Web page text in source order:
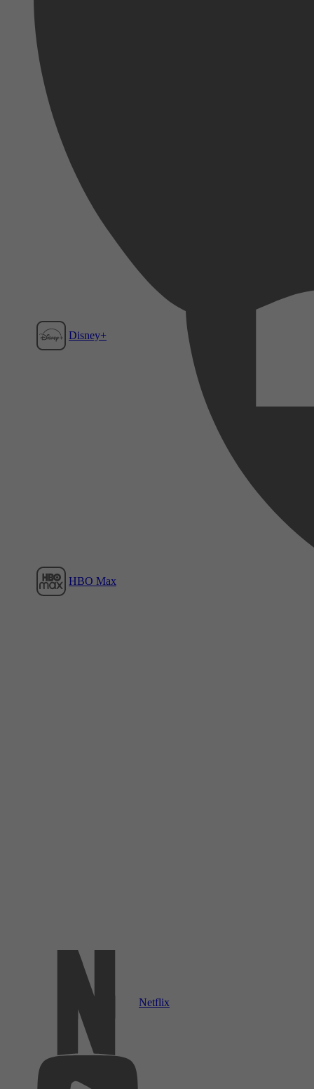
Disney+
HBO Max
Netflix